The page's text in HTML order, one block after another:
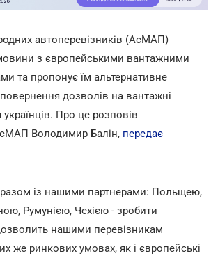
автоперевізників (АсМАП)
з європейськими вантажними
та пропонує їм альтернативне
дозволів на вантажні
Про це розповів
Володимир Балін, передає
із нашими партнерами: Польщею,
Румунією, Чехією - зробити
нашими перевізникам
же ринкових умовах, як і європейські